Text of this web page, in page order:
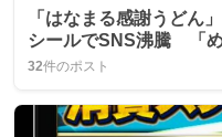
「はなまる感謝うどん
シールでSNS沸騰 「
32件のポスト